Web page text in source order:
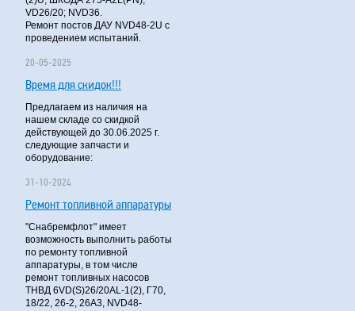
VD26/20; NVD36.
Ремонт постов ДАУ NVD48-2U с
проведением испытаний.
20-05-2025
Время для скидок!!!
Предлагаем из наличия на
нашем складе со скидкой
действующей до 30.06.2025 г.
следующие запчасти и
оборудование:
31-10-2024
Ремонт топливной аппаратуры
"Снабремфлот" имеет
возможность выполнить работы
по ремонту топливной
аппаратуры, в том числе
ремонт топливных насосов
ТНВД 6VD(S)26/20AL-1(2), Г70,
18/22, 26-2, 26А3, NVD48-